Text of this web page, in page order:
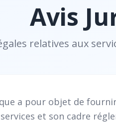
Avis
relatives aux
a pour objet de
et son cadre